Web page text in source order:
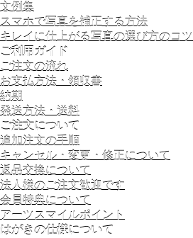
文例集
スマホで写真を補正する方法
キレイに仕上がる写真の選び方のコツ
ご利用ガイド
ご注文の流れ
お支払方法・領収書
納期
発送方法・送料
ご注文について
追加注文の手順
キャンセル・変更・修正について
返品交換について
法人様のご注文歓迎です
会員特典について
アーツスマイルポイント
はがきの仕様について